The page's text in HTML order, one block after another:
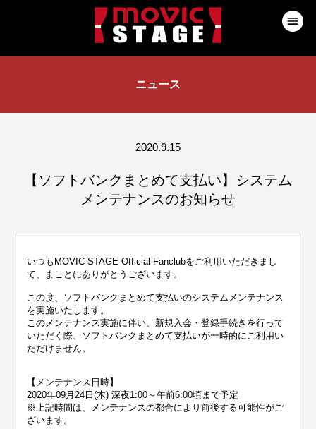
ニュース
2020.9.15
【ソフトバンクまとめて支払い】システム
メンテナンスのお知らせ
いつもMOVIC STAGE Official Fanclubをご利用いただきまし
て、まことにありがとうございます。
この度、ソフトバンクまとめて支払いのシステムメンテナンス
を実施いたします。
このメンテナンス実施に伴い、新規入会・登録手続きを行って
いただく際、ソフトバンクまとめて支払いが一時的にご利用い
ただけません。
【メンテナンス日時】
2020年09月24日(木) 深夜1:00～午前6:00頃まで予定
※上記時間は、メンテナンスの都合により前後する可能性がご
ざいます。